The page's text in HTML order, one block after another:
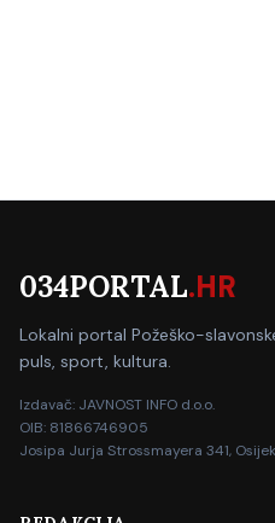
034PORTAL.HR
Lokalni portal Požeško-
puls, sport, kultura.
Izdavač: JAVNOST INFO d.o.o.
OIB: 81866746905
Josipa Jurja Strossmayera 341, Osijek